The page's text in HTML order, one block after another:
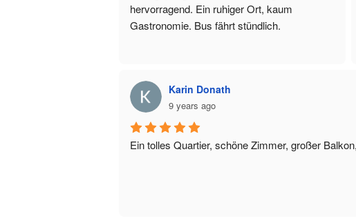
hervorragend. Ein ruhiger Ort, kaum
Gastronomie. Bus fährt stündlich.
Karin Donath
9 years ago
Ein tolles Quartier, schöne Zimmer, großer